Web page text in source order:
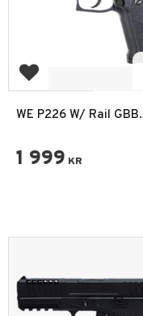
Add to favorites
WE P226 W/ Rail GBB
1 999 KR